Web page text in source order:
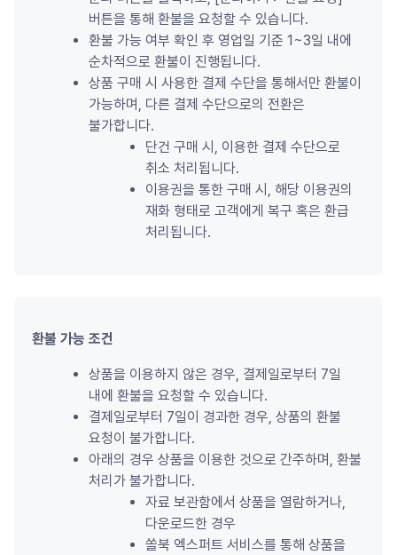
버튼을 통해 환불을 요청할 수 있습니다.
환불 가능 여부 확인 후 영업일 기준 1~3일 내에
순차적으로 환불이 진행됩니다.
상품 구매 시 사용한 결제 수단을 통해서만 환불이
가능하며, 다른 결제 수단으로의 전환은
불가합니다.
단건 구매 시, 이용한 결제 수단으로
취소 처리됩니다.
이용권을 통한 구매 시, 해당 이용권의
재화 형태로 고객에게 복구 혹은 환급
처리됩니다.
환불 가능 조건
상품을 이용하지 않은 경우, 결제일로부터 7일
내에 환불을 요청할 수 있습니다.
결제일로부터 7일이 경과한 경우, 상품의 환불
요청이 불가합니다.
아래의 경우 상품을 이용한 것으로 간주하며, 환불
처리가 불가합니다.
자료 보관함에서 상품을 열람하거나,
다운로드한 경우
쏠북 엑스퍼트 서비스를 통해 상품을